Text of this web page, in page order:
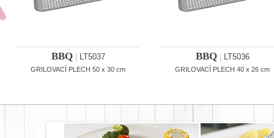
BBQ LT5037
GRILOVACÍ PLECH 50 x 30 cm
BBQ LT5036
GRILOVACÍ PLECH 40 x 26 cm